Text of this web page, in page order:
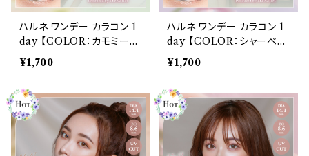
ハルネ ワンデー カラコン 1
day 【COLOR：カモミー
ル】1箱10枚 14.1mm てん
ちむ 度なし 度あり UVカッ
E 1day 潤い成分配合 透明
感 高含水 大人 ナチュラル
色っぽ 色素薄い系 盛れる
ブルー ヘーゼル ベージュ
¥1,700
ハルネ ワンデー カラコン 1
day 【COLOR：シャーベッ
ト】1箱10枚 14.1mm てんち
む 度なし 度あり UVカット
1day 潤い成分配合 透明感
高含水 大人 ナチュラル 色
っぽ 色素薄い系 盛れる ブ
ルー ヘーゼル ベージュ ブ
¥1,700